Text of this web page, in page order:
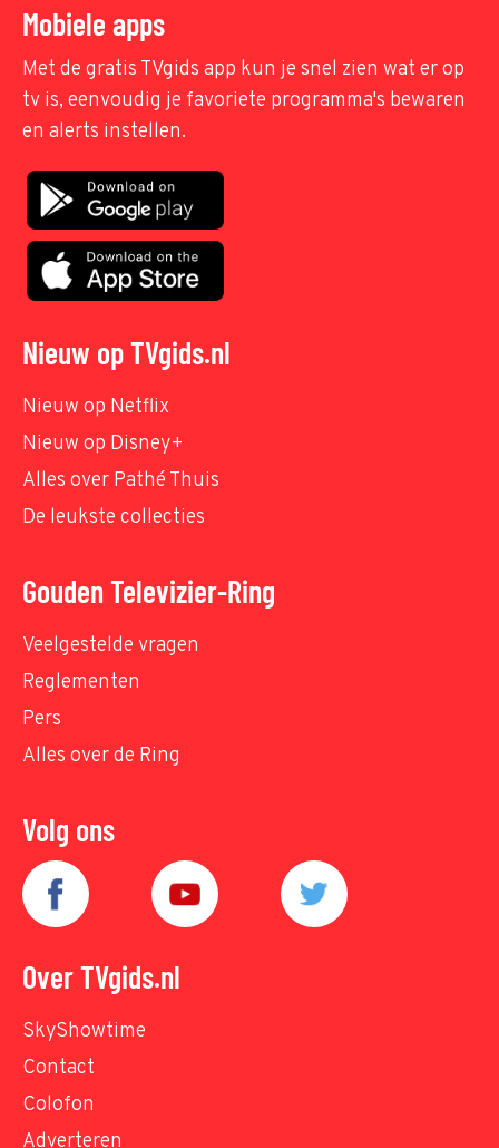
Mobiele apps
Met de gratis TVgids app kun je snel zien wat er op
tv is, eenvoudig je favoriete programma's bewaren
en alerts instellen.
Nieuw op TVgids.nl
Nieuw op Netflix
Nieuw op Disney+
Alles over Pathé Thuis
De leukste collecties
Gouden Televizier-Ring
Veelgestelde vragen
Reglementen
Pers
Alles over de Ring
Volg ons
Over TVgids.nl
SkyShowtime
Contact
Colofon
Adverteren